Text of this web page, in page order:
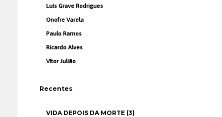
Luís Grave Rodrigues
Onofre Varela
Paulo Ramos
Ricardo Alves
Vítor Julião
Recentes
VIDA DEPOIS DA MORTE (3)